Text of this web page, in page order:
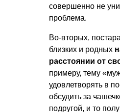
совершенно не
проблема.
Во-вторых,
близких и родных
расстоянии от
примеру, тему
удовлетворять в
обсудить за
подругой, и то